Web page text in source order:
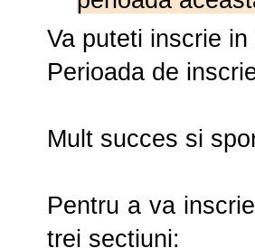
Va puteti inscrie
Perioada de
Mult succes si
Pentru a va
trei sectiuni: